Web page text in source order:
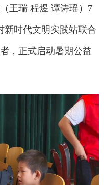
瑞 程煜 谭诗瑶）7
新时代文明实践站联合
，正式启动暑期公益